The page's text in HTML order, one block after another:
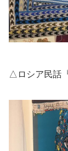
△ロシア民話